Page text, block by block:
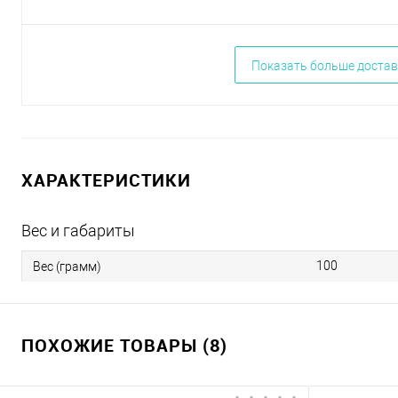
Показать больше
ХАРАКТЕРИСТИКИ
Вес и габариты
Вес (грамм) 100
ПОХОЖИЕ ТОВАРЫ (8)